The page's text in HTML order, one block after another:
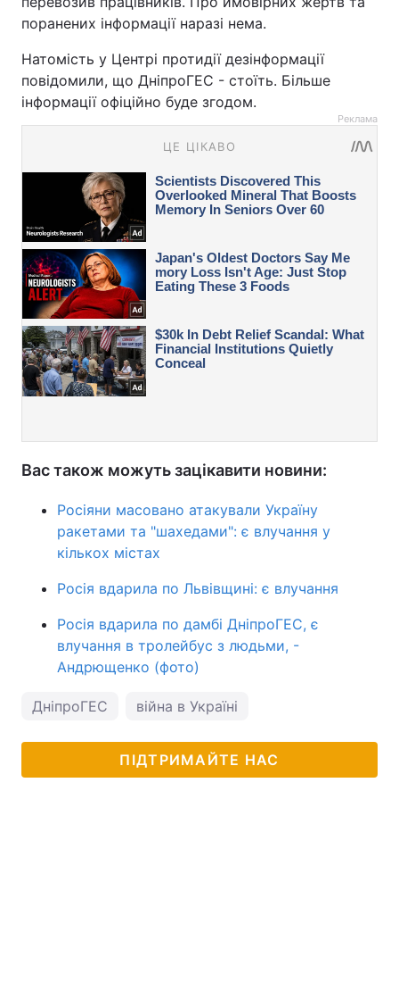
поранених інформації наразі нема.
Натомість у Центрі протидії дезінформації
повідомили, що ДніпроГЕС - стоїть. Більше
інформації офіційно буде згодом.
Реклама
Вас також можуть зацікавити новини:
Росіяни масовано атакували Україну
ракетами та "шахедами": є влучання у
кількох містах
Росія вдарила по Львівщині: є влучання
Росія вдарила по дамбі ДніпроГЕС, є
влучання в тролейбус з людьми, -
Андрющенко (фото)
ДніпроГЕС війна в Україні
ПІДТРИМАЙТЕ НАС